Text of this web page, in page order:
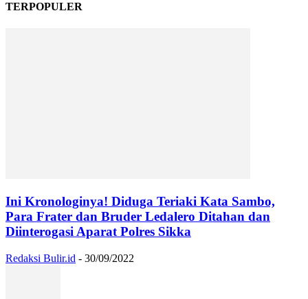
TERPOPULER
Ini Kronologinya! Diduga Teriaki Kata Sambo,
Para Frater dan Bruder Ledalero Ditahan dan
Diinterogasi Aparat Polres Sikka
Redaksi Bulir.id - 30/09/2022